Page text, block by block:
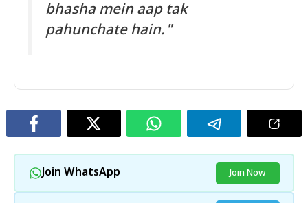
bhasha mein aap tak
pahunchate hain."
Join WhatsApp Join Now